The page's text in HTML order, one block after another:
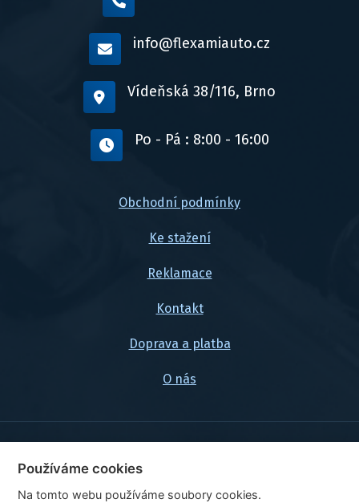
info@flexamiauto.cz
Vídeňská 38/116, Brno
Po - Pá : 8:00 - 16:00
Obchodní podmínky
Ke stažení
Reklamace
Kontakt
Doprava a platba
O nás
© 2026, FlexaMi Auto s.r.o.
Ceny jsou uvedeny vč. DPH
Používáme cookies
Na tomto webu používáme soubory cookies.